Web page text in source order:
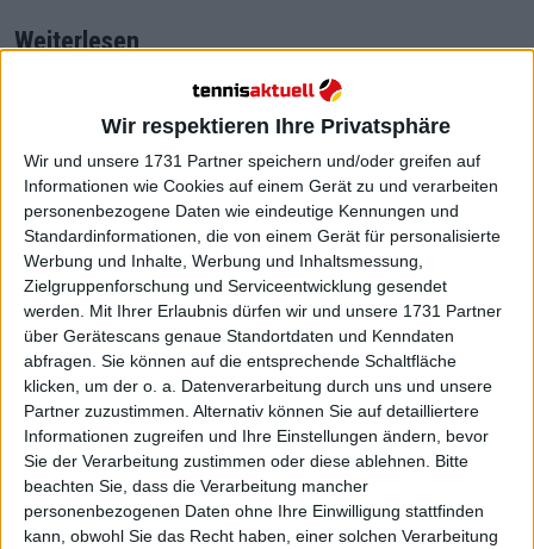
Wir respektieren Ihre Privatsphäre
Wir und unsere 1731 Partner speichern und/oder greifen auf
Informationen wie Cookies auf einem Gerät zu und verarbeiten
personenbezogene Daten wie eindeutige Kennungen und
Standardinformationen, die von einem Gerät für personalisierte
Werbung und Inhalte, Werbung und Inhaltsmessung,
Zielgruppenforschung und Serviceentwicklung gesendet
werden.
Mit Ihrer Erlaubnis dürfen wir und unsere 1731 Partner
über Gerätescans genaue Standortdaten und Kenndaten
abfragen. Sie können auf die entsprechende Schaltfläche
klicken, um der o. a. Datenverarbeitung durch uns und unsere
Partner zuzustimmen. Alternativ können Sie auf detailliertere
Informationen zugreifen und Ihre Einstellungen ändern, bevor
Sie der Verarbeitung zustimmen oder diese ablehnen.
Bitte
beachten Sie, dass die Verarbeitung mancher
personenbezogenen Daten ohne Ihre Einwilligung stattfinden
kann, obwohl Sie das Recht haben, einer solchen Verarbeitung
Weiterlesen
Nick Kyrgios plant, mit Jack Sock
professionell Pickleball zu
spielen